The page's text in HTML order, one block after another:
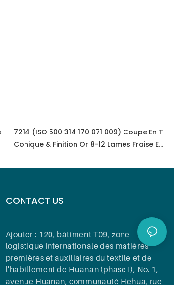
7214 (ISO 500 314 170 071 009) Coupe En T
Conique & Finition Or 8-12 Lames Fraise En
CONTACT US
Ajouter : 120, bâtiment T09, zone
logistique internationale des matières
premières et auxiliaires du textile et de
l'habillement de Huanan (phase I), No. 1,
avenue Huanan, communauté Hehua, rue